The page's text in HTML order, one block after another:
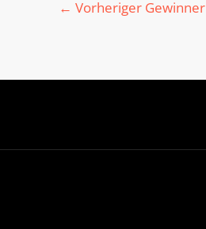
← Vorheriger Gewinner